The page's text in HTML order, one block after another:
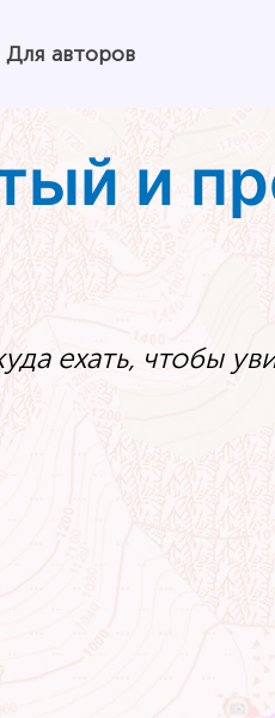
Для авторов
и
ехать, чтобы